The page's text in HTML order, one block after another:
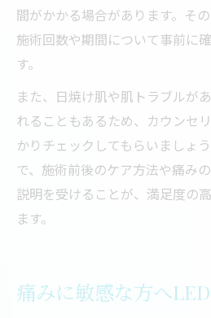
間がかかる場合があります。そ
施術回数や期間について事前に
す。
また、日焼け肌や肌トラブルが
れることもあるため、カウンセ
かりチェックしてもらいましょ
で、施術前後のケア方法や痛み
説明を受けることが、満足度の
ます。
痛みに敏感な方へ